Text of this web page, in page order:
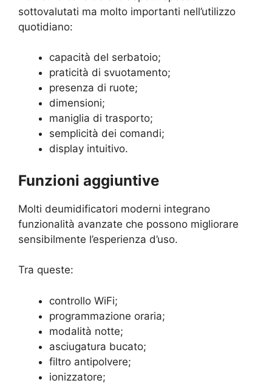
sottovalutati ma molto importanti nell’utilizzo
quotidiano:
capacità del serbatoio;
praticità di svuotamento;
presenza di ruote;
dimensioni;
maniglia di trasporto;
semplicità dei comandi;
display intuitivo.
Funzioni aggiuntive
Molti deumidificatori moderni integrano
funzionalità avanzate che possono migliorare
sensibilmente l’esperienza d’uso.
Tra queste:
controllo WiFi;
programmazione oraria;
modalità notte;
asciugatura bucato;
filtro antipolvere;
ionizzatore;